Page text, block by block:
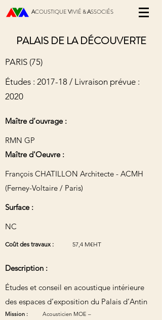
ACOUSTIQUEVIVIÉ &ASSOCIÉS
PALAIS DE LA DÉCOUVERTE
PARIS (75)
Études : 2017-18 / Livraison prévue :
2020
Maître d’ouvrage :
RMN GP
Maître d'Oeuvre :
François CHATILLON Architecte - ACMH
(Ferney-Voltaire / Paris)
Surface :
NC
Coût des travaux : 57,4 M€HT
Description :
Études et conseil en acoustique intérieure
des espaces d’exposition du Palais d’Antin
Mission :
Acousticien MOE –